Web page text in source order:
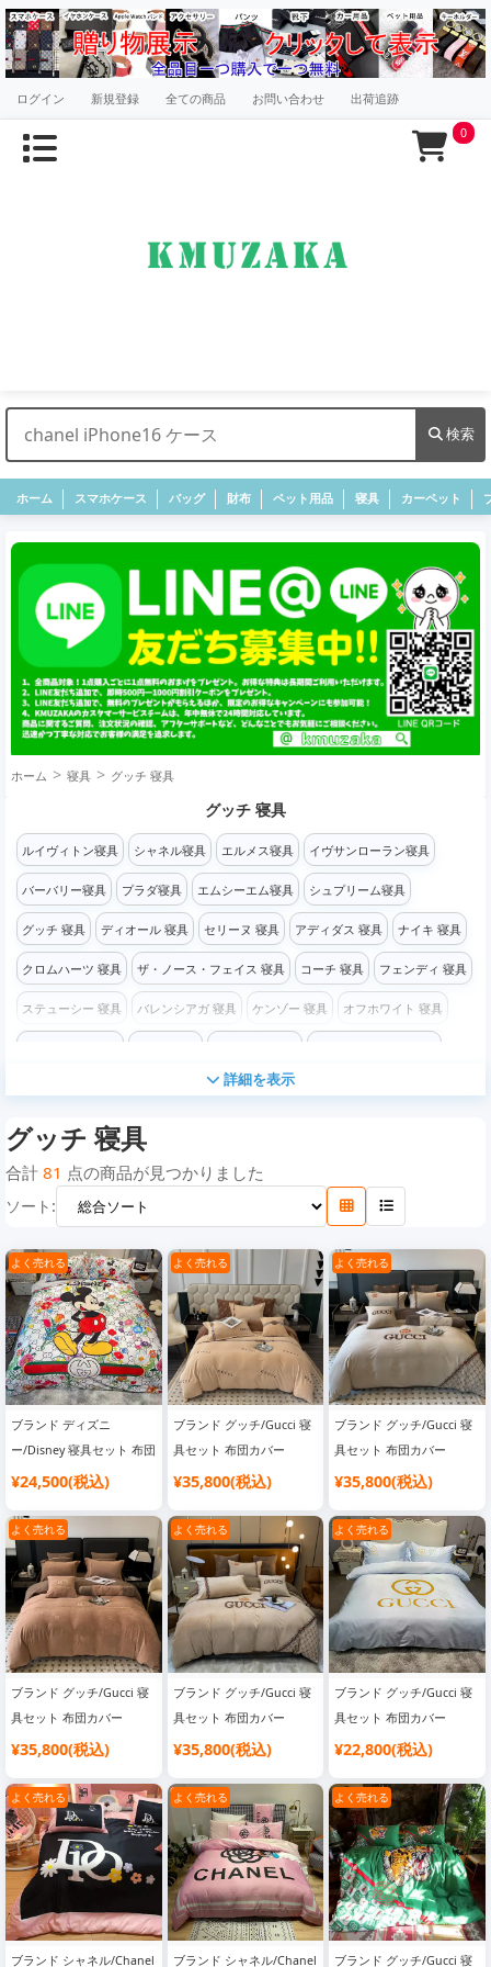
ログイン 新規登録 全ての商品 お問い合わせ 出荷追跡
0
検索
ホーム スマホケース バッグ 財布 ペット用品 寝具 カーペット
ホーム 寝具 グッチ 寝具
グッチ 寝具
ルイヴィトン寝具 シャネル寝具 エルメス寝具 イヴサンローラン寝具
バーバリー寝具 プラダ寝具 エムシーエム寝具 シュプリーム寝具
グッチ 寝具 ディオール 寝具 セリーヌ 寝具 アディダス 寝具 ナイキ 寝具
クロムハーツ 寝具 ザ・ノース・フェイス 寝具 コーチ 寝具 フェンディ 寝具
ステューシー 寝具 バレンシアガ 寝具 ケンゾー 寝具 オフホワイト 寝具
ディズニー寝具 マイケルコース寝具
カウズ寝具
詳細を表示
グッチ 寝具
合計 81 点の商品が見つかりました
ソート:
よく売れる
ブランド ディズニ
ー/Disney 寝具セット 布団
カバー
¥24,500(税込)
よく売れる
ブランド グッチ/Gucci 寝
具セット 布団カバー
¥35,800(税込)
よく売れる
ブランド グッチ/Gucci 寝
具セット 布団カバー
¥35,800(税込)
よく売れる
ブランド グッチ/Gucci 寝
具セット 布団カバー
¥35,800(税込)
よく売れる
ブランド グッチ/Gucci 寝
具セット 布団カバー
¥35,800(税込)
よく売れる
ブランド グッチ/Gucci 寝
具セット 布団カバー
¥22,800(税込)
よく売れる
ブランド シャネル/Chanel
よく売れる
ブランド シャネル/Chanel
よく売れる
ブランド グッチ/Gucci 寝